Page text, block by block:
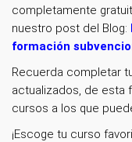
completamente
nuestro post del Blog:
formación
Recuerda completar
actualizados, de esta
cursos a los que
¡Escoge tu curso